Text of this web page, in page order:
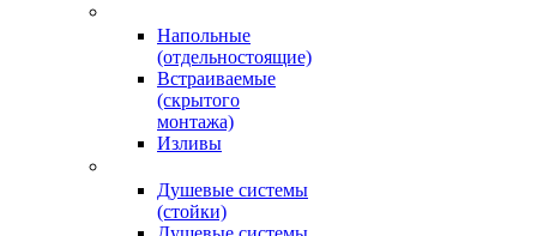
Напольные
(отдельностоящие)
Встраиваемые
(скрытого
монтажа)
Изливы
Душевые системы
(стойки)